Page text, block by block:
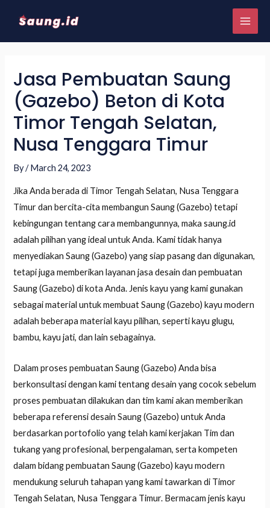
Jasa Pembuatan Saung
(Gazebo) Beton di Kota
Timor Tengah Selatan,
Nusa Tenggara Timur
By/March 24, 2023
Jika Anda berada di Timor Tengah Selatan, Nusa Tenggara
Timur dan bercita-cita membangun Saung (Gazebo) tetapi
kebingungan tentang cara membangunnya, maka saung.id
adalah pilihan yang ideal untuk Anda. Kami tidak hanya
menyediakan Saung (Gazebo) yang siap pasang dan digunakan,
tetapi juga memberikan layanan jasa desain dan pembuatan
Saung (Gazebo) di kota Anda. Jenis kayu yang kami gunakan
sebagai material untuk membuat Saung (Gazebo) kayu modern
adalah beberapa material kayu pilihan, seperti kayu glugu,
bambu, kayu jati, dan lain sebagainya.
Dalam proses pembuatan Saung (Gazebo) Anda bisa
berkonsultasi dengan kami tentang desain yang cocok sebelum
proses pembuatan dilakukan dan tim kami akan memberikan
beberapa referensi desain Saung (Gazebo) untuk Anda
berdasarkan portofolio yang telah kami kerjakan Tim dan
tukang yang profesional, berpengalaman, serta kompeten
dalam bidang pembuatan Saung (Gazebo) kayu modern
mendukung seluruh tahapan yang kami tawarkan di Timor
Tengah Selatan, Nusa Tenggara Timur. Bermacam jenis kayu